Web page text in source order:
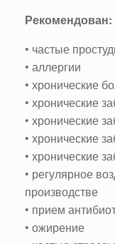
Рекомендован:
• частые
• аллергии
• хронические
• хронические
• хронические
• хронические
• хронические
• регулярное
производстве
• прием
• ожирение